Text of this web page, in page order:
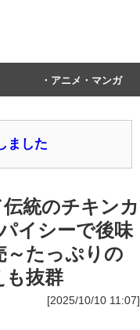
アニメ・マンガ
ました
統のチキンカ
イシーで後味
～たっぷりの
も抜群
[2025/10/10 11:07]